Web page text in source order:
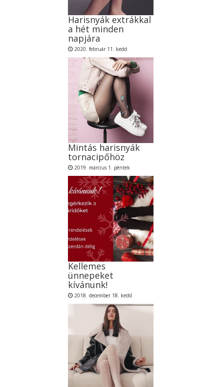
Harisnyák extrákkal
a hét minden
napjára
2020. február 11. kedd
Mintás harisnyák
tornacipőhöz
2019. március 1. péntek
Kellemes
ünnepeket
kívánunk!
2018. december 18. kedd